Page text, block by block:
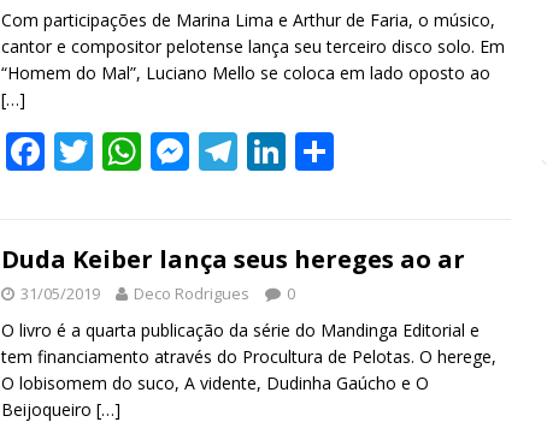
Com participações de Marina Lima e Arthur de Faria, o músico,
cantor e compositor pelotense lança seu terceiro disco solo. Em
“Homem do Mal”, Luciano Mello se coloca em lado oposto ao
[…]
F
ac
b
o
o
k
T
w
er
W
h
s
A
p
p
M
e
e
n
g
er
T
el
gr
a
m
Li
n
e
dI
n
e
Duda Keiber lança seus hereges ao ar
31/05/2019 Deco Rodrigues 0
O livro é a quarta publicação da série do Mandinga Editorial e
tem financiamento através do Procultura de Pelotas. O herege,
O lobisomem do suco, A vidente, Dudinha Gaúcho e O
Beijoqueiro […]